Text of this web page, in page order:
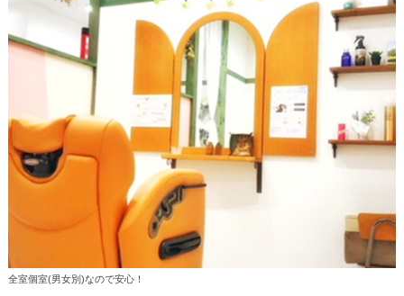
全室個室(男女別)なので安心！